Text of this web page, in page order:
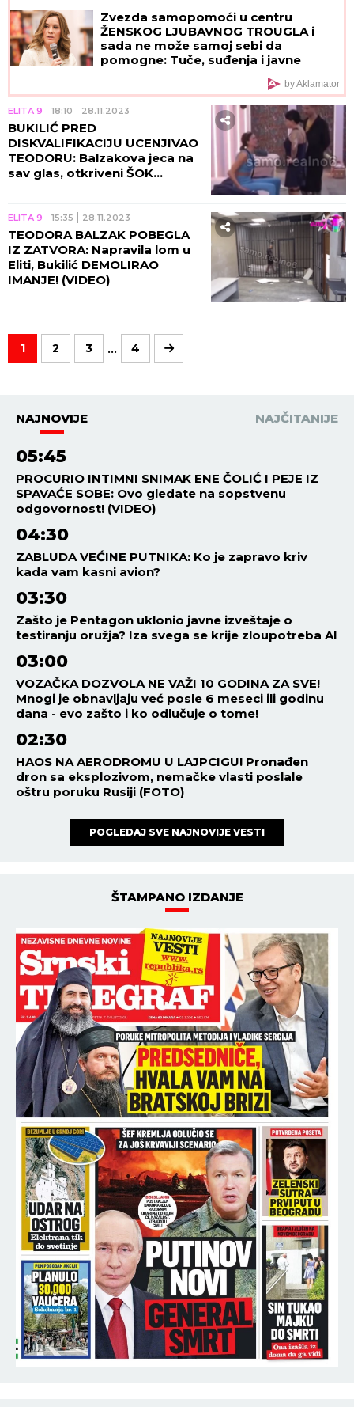
Zvezda samopomoći u centru
ŽENSKOG LJUBAVNOG TROUGLA i
sada ne može samoj sebi da
pomogne: Tuče, suđenja i javne
by Aklamator
ELITA 9 18:10 28.11.2023
BUKILIĆ PRED
DISKVALIFIKACIJU UCENJIVAO
TEODORU: Balzakova jeca na
sav glas, otkriveni ŠOK
ELITA 9 15:35 28.11.2023
TEODORA BALZAK POBEGLA
IZ ZATVORA: Napravila lom u
Eliti, Bukilić DEMOLIRAO
IMANJE! (VIDEO)
1 2 3 ... 4
NAJNOVIJE NAJČITANIJE
05:45
PROCURIO INTIMNI SNIMAK ENE ČOLIĆ I PEJE IZ
SPAVAĆE SOBE: Ovo gledate na sopstvenu
odgovornost! (VIDEO)
04:30
ZABLUDA VEĆINE PUTNIKA: Ko je zapravo kriv
kada vam kasni avion?
03:30
Zašto je Pentagon uklonio javne izveštaje o
testiranju oružja? Iza svega se krije zloupotreba AI
03:00
VOZAČKA DOZVOLA NE VAŽI 10 GODINA ZA SVE!
Mnogi je obnavljaju već posle 6 meseci ili godinu
dana - evo zašto i ko odlučuje o tome!
02:30
HAOS NA AERODROMU U LAJPCIGU! Pronađen
dron sa eksplozivom, nemačke vlasti poslale
oštru poruku Rusiji (FOTO)
POGLEDAJ SVE NAJNOVIJE VESTI
ŠTAMPANO IZDANJE